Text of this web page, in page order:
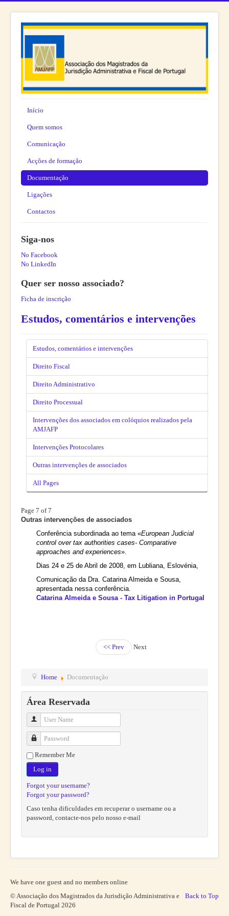
Início
Quem somos
Comunicação
Acções de formação
Documentação
Ligações
Contactos
Siga-nos
No Facebook
No LinkedIn
Quer ser nosso associado?
Ficha de inscrição
Estudos, comentários e intervenções
Estudos, comentários e intervenções
Direito Fiscal
Direito Administrativo
Direito Processual
Intervenções dos associados em colóquios realizados pela
AMJAFP
Intervenções Protocolares
Outras intervenções de associados
All Pages
Page 7 of 7
Outras intervenções de associados
Conferência subordinada ao tema «European Judicial
control over tax authorities cases- Comparative
approaches and experiences».
Dias 24 e 25 de Abril de 2008, em Lubliana, Eslovénia,
Comunicação da Dra. Catarina Almeida e Sousa,
apresentada nessa conferência.
Catarina Almeida e Sousa - Tax Litigation in Portugal
<< Prev Next
Home Documentação
Área Reservada
User Name
Password
Remember Me
Log in
Forgot your username?
Forgot your password?
Caso tenha dificuldades em recuperar o username ou a
password, contacte-nos pelo nosso e-mail
We have one guest and no members online
Back to Top
© Associação dos Magistrados da Jurisdição Administrativa e
Fiscal de Portugal 2026